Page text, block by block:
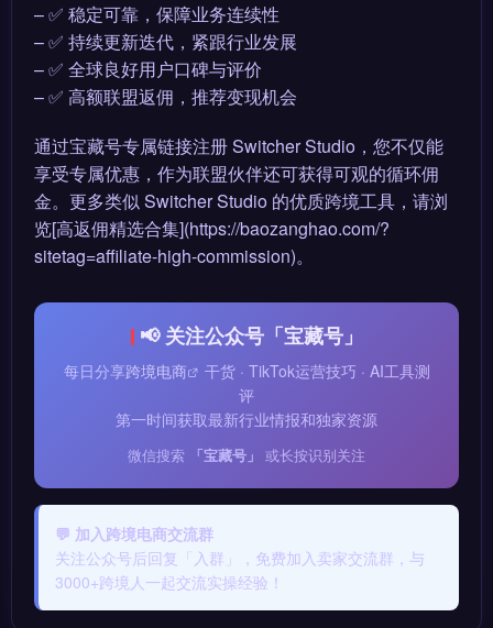
– ✅ 稳定可靠，保障业务连续性
– ✅ 持续更新迭代，紧跟行业发展
– ✅ 全球良好用户口碑与评价
– ✅ 高额联盟返佣，推荐变现机会
通过宝藏号专属链接注册 Switcher Studio，您不仅能
享受专属优惠，作为联盟伙伴还可获得可观的循环佣
金。更多类似 Switcher Studio 的优质跨境工具，请浏
览[高返佣精选合集](https://baozanghao.com/?
sitetag=affiliate-high-commission)。
📢 关注公众号「宝藏号」
每日分享跨境电商
干货 · TikTok运营技巧 · AI工具测
评
第一时间获取最新行业情报和独家资源
微信搜索 「宝藏号」 或长按识别关注
💬 加入跨境电商交流群
关注公众号后回复「入群」，免费加入卖家交流群，与
3000+跨境人一起交流实操经验！